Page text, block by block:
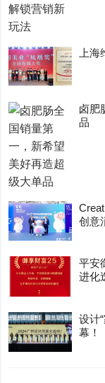
上
卤肥
品
创意
平安
进化
设计
幕！